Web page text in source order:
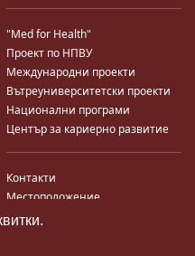
"Med for Health"
Проект по НПВУ
Международни проекти
Вътреуниверситетски проекти
Национални програми
Център за кариерно развитие
Контакти
Местоположение
Карта на сайта